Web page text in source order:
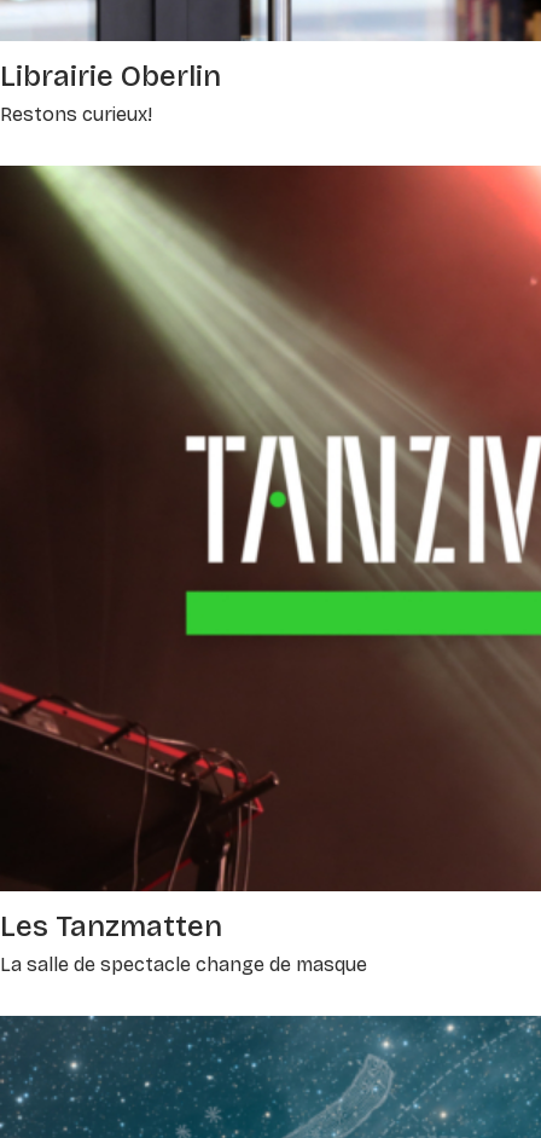
Librairie Oberlin
Restons curieux!
Les Tanzmatten
La salle de spectacle change de masque